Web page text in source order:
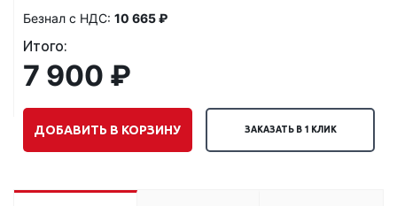
Безнал с НДС: 10 665 ₽
Итого:
7 900 ₽
ДОБАВИТЬ В КОРЗИНУ ЗАКАЗАТЬ В 1 КЛИК